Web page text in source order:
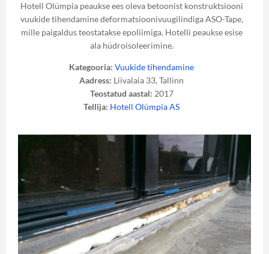
Hotell Olümpia peaukse ees oleva betoonist konstruktsiooni
vuukide tihendamine deformatsioonivuugilindiga ASO-Tape,
mille paigaldus teostatakse epoliimiga. Hotelli peaukse esise
ala hüdroisoleerimine.
Kategooria: Vuukide tihendamine
Aadress: Liivalaia 33, Tallinn
Teostatud aastal: 2017
Tellija: Hotell Olümpia AS